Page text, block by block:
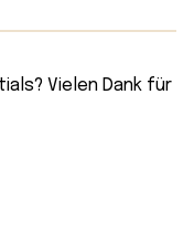
Vielen Dank für